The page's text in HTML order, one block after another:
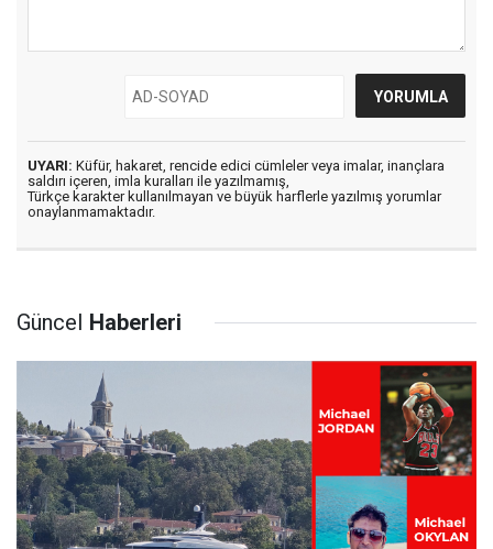
UYARI: Küfür, hakaret, rencide edici cümleler veya imalar, inançlara
saldırı içeren, imla kuralları ile yazılmamış,
Türkçe karakter kullanılmayan ve büyük harflerle yazılmış yorumlar
onaylanmamaktadır.
Güncel Haberleri